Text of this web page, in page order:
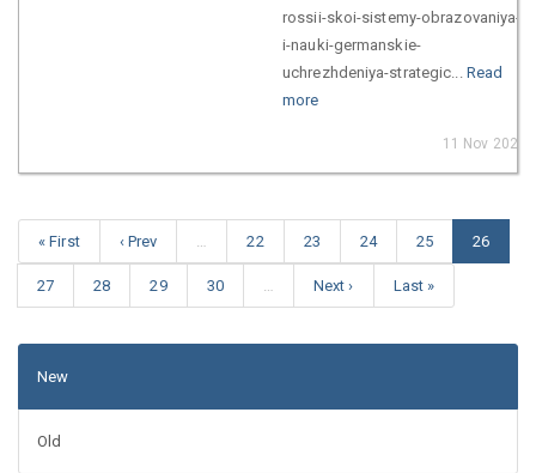
rossii-skoi-sistemy-obrazovaniya-
i-nauki-germanskie-
uchrezhdeniya-strategic... Read
more
11 Nov 2020
« First ‹ Prev 22 23 24 25 26
27 28 29 30 Next › Last »
New
Old